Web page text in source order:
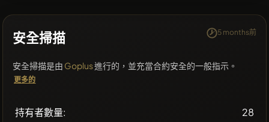
安全掃描 5 months前
安全掃描是由 Goplus進行的，並充當合約安全的一般指示。
更多的
持有者數量: 28